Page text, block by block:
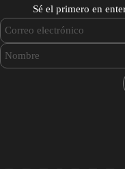
Sé el primero en